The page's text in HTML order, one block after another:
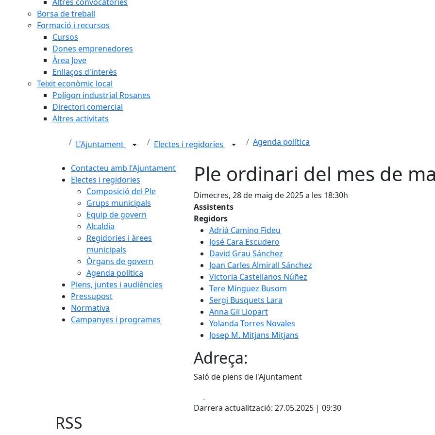
Borsa de treball
Formació i recursos
Cursos
Dones emprenedores
Àrea Jove
Enllaços d'interès
Teixit econòmic local
Polígon industrial Rosanes
Directori comercial
Altres activitats
L'Ajuntament Electes i regidories Agenda política
Contacteu amb l'Ajuntament
Electes i regidories
Composició del Ple
Grups municipals
Equip de govern
Alcaldia
Regidories i àrees
municipals
Òrgans de govern
Agenda política
Plens, juntes i audiències
Pressupost
Normativa
Campanyes i programes
Ple ordinari del mes de
Dimecres, 28 de maig de 2025 a les 18:30h
Assistents
Regidors
Adrià Camino Fideu
José Cara Escudero
David Grau Sánchez
Joan Carles Almirall Sánchez
Victoria Castellanos Núñez
Tere Mínguez Busom
Sergi Busquets Lara
Anna Gil Llopart
Yolanda Torres Novales
Josep M. Mitjans Mitjans
Adreça:
Saló de plens de l'Ajuntament
Darrera actualització: 27.05.2025 | 09:30
RSS